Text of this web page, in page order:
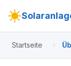
Startseite